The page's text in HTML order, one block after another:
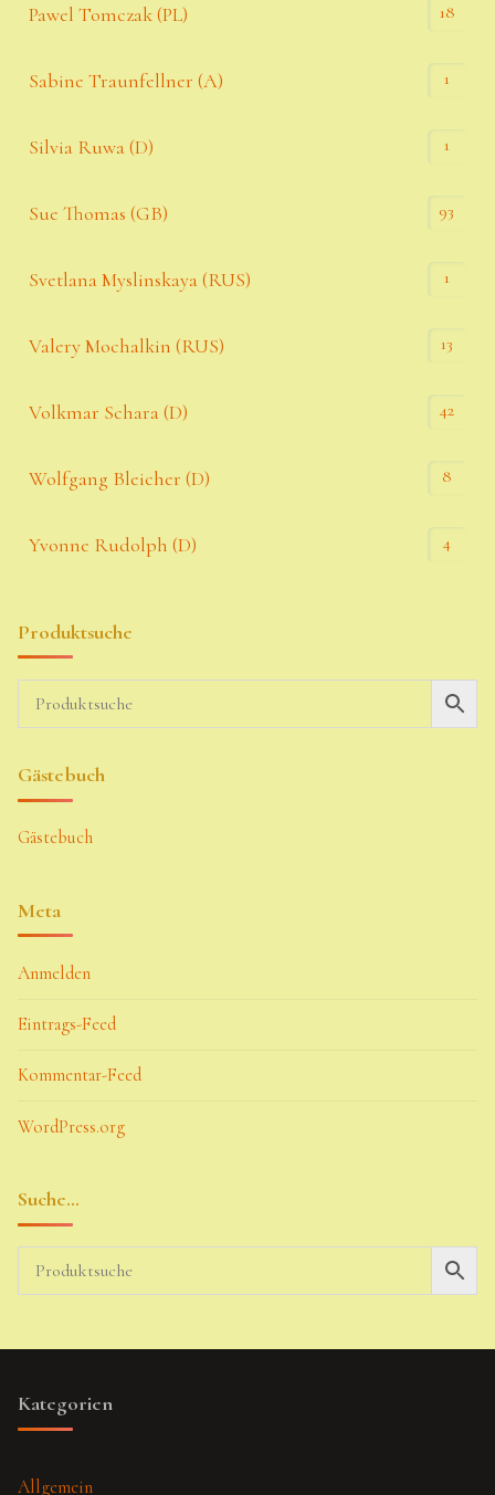
Pawel Tomczak (PL) 18
Sabine Traunfellner (A) 1
Silvia Ruwa (D) 1
Sue Thomas (GB) 93
Svetlana Myslinskaya (RUS) 1
Valery Mochalkin (RUS) 13
Volkmar Schara (D) 42
Wolfgang Bleicher (D) 8
Yvonne Rudolph (D) 4
Produktsuche
Gästebuch
Gästebuch
Meta
Anmelden
Eintrags-Feed
Kommentar-Feed
WordPress.org
Suche…
Kategorien
Allgemein